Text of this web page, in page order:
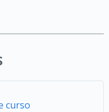
curso